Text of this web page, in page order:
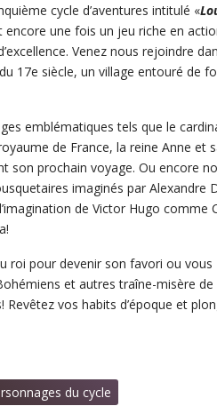
cycle d’aventures intitulé «
encore une fois un jeu riche en
Venez nous rejoindre
17e siècle, un village entouré de
emblématiques tels que le
de France, la reine Anne et
son prochain voyage. Ou encore
imaginés par Alexandre
de Victor Hugo comme
!
roi pour devenir son favori ou vous
et autres traîne-misère de
! Revêtez vos habits d’époque et
du cycle